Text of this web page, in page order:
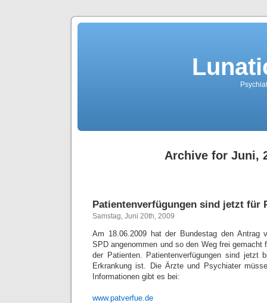
Archive for Juni,
Patientenverfügungen sind jetzt für
Samstag, Juni 20th, 2009
Am 18.06.2009 hat der Bundestag den Antrag
SPD angenommen und so den Weg frei gemacht
der Patienten. Patientenverfügungen sind jetzt
Erkrankung ist. Die Ärzte und Psychiater
Informationen gibt es bei:
www.patverfue.de